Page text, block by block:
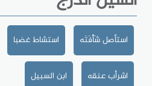
استأصل شَأْفَتَه استشاط غضبا
اشرأب عنقه ابن السبيل